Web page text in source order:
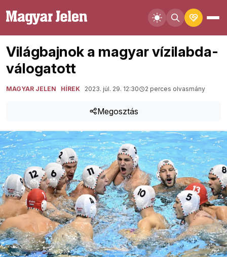
Világbajnok a magyar vízilabda-
válogatott
MAGYAR JELEN HÍREK 2023. júl. 29. 12:30 2 perces olvasmány
Megosztás